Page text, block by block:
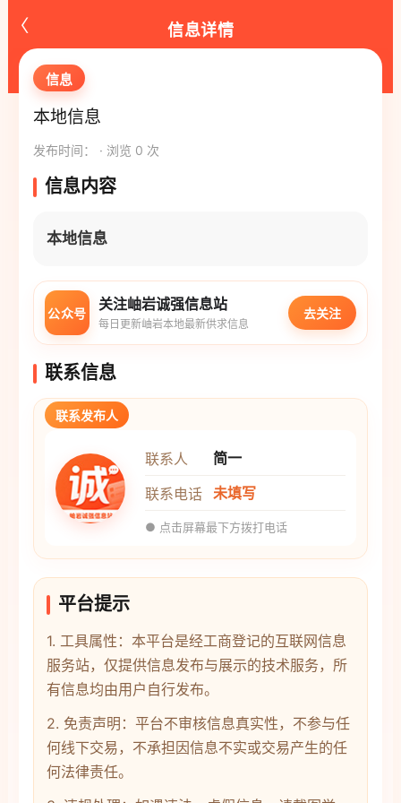
‹ 信息详情
信息
本地信息
发布时间： · 浏览 0 次
信息内容
本地信息
公众号
关注岫岩诚强信息站
每日更新岫岩本地最新供求信息
去关注
联系信息
联系发布人
联系人
简一
联系电话 未填写
● 点击屏幕最下方拨打电话
平台提示
1. 工具属性：本平台是经工商登记的互联网信息
服务站，仅提供信息发布与展示的技术服务，所
有信息均由用户自行发布。
2. 免责声明：平台不审核信息真实性，不参与任
何线下交易，不承担因信息不实或交易产生的任
何法律责任。